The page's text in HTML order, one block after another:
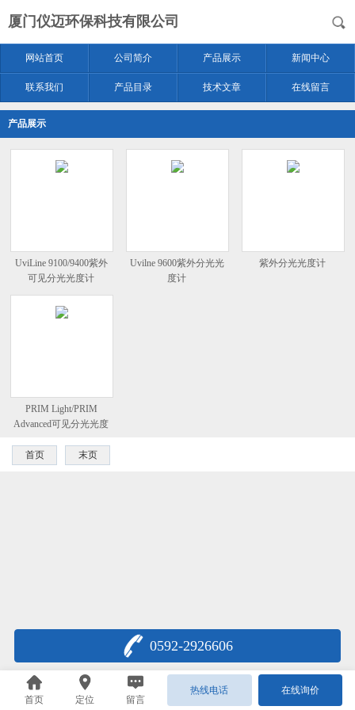
厦门仪迈环保科技有限公司
网站首页 公司简介 产品展示 新闻中心
联系我们 产品目录 技术文章 在线留言
产品展示
UviLine 9100/9400紫外
可见分光光度计
Uvilne 9600紫外分光光
度计
紫外分光光度计
PRIM Light/PRIM
Advanced可见分光光度
首页
末页
0592-2926606
首页 定位 留言
热线电话 在线询价